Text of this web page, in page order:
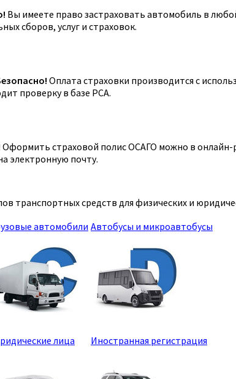
Вы имеете право застраховать автомобиль в
сборов, услуг и страховок.
Оплата страховки производится с
проверку в базе РСА.
Оформить страховой полис ОСАГО можно в онлайн-
электронную почту.
транспортных средств для физических и
автомобили Автобусы и микроавтобусы
лица Иностранная регистрация